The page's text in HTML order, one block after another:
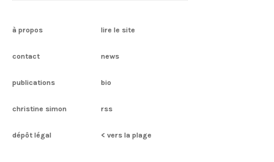
à propos lire le site
contact news
publications bio
christine simon rss
dépôt légal < vers la plage